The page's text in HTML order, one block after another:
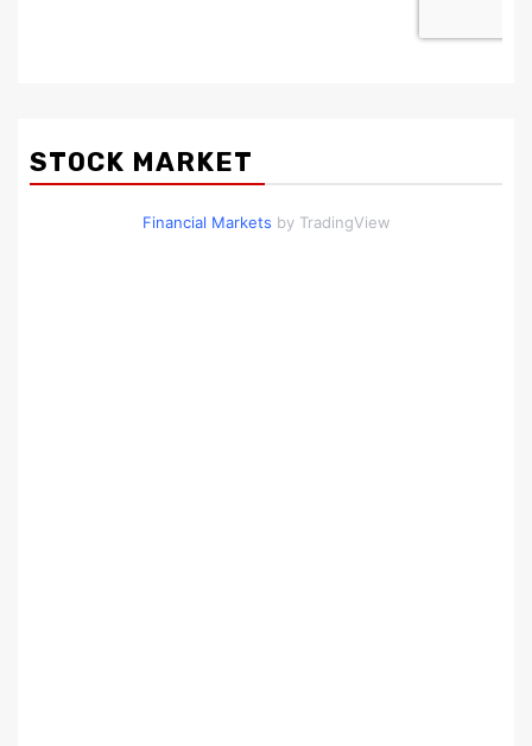
STOCK MARKET
Financial Markets by TradingView